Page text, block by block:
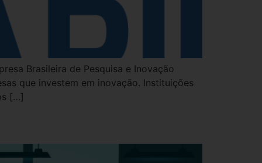
Brasileira de Pesquisa e Inovação
que investem em inovação. Instituições
[…]